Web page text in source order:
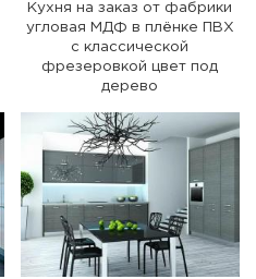
Кухня на заказ от фабрики
угловая МДФ в плёнке ПВХ
с классической
фрезеровкой цвет под
дерево